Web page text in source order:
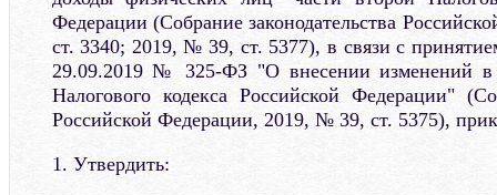
Федерации (Собрание законодательства
ст. 3340; 2019, № 39, ст. 5377), в связи с
29.09.2019 № 325-ФЗ "О внесении изменений
Налогового кодекса Российской Федерации"
Российской Федерации, 2019, № 39, ст. 5375),
1. Утвердить: